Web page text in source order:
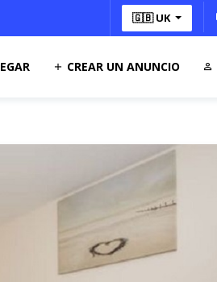
🇬🇧 UK
CREAR UN ANUNCIO